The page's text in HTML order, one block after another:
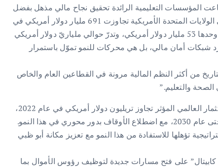
المؤسسات التعليمية الرائدة تحقيق نجاح مالي مذهل بفضل
استثمارها في الأوقاف. وأوضح أن أوقاف الجامعات في الولايات المتحدة الأمريكية تجاوزت 691 مليار دولار أمريكي في
السنة المالية 2021، حيث بلغت أوقاف جامعة هارفارد وحدها 53 مليار دولار أمريكي، وتدرّ حوالي ملياريّ دولار أمريكي
شبكات أمان مالي، بل هي محركات للنمو تموّل باستمرار
من أكثر النظم المالية مرونة في القطاعين العام والخاص
والتعليم.”
وأضاف سعادة مدير عام أوقاف أبو ظبي أن سوق الاستثمار العالمي المؤثر تجاوز تريليون دولار أمريكي في عام 2022،
ومن المتوقع أن ينمو بمعدل سنوي مركب من رقمين حتى عام 2030، مع اضطلاع الأوقاف بدور محوري في هذا النمو.
تؤهلها للاستفادة من هذا النمو مع تعزيز مكانة أبو ظبي
على فتح مسارات جديدة لتوظيف رؤوس الأموال بما